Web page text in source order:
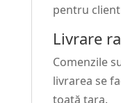
pentru
Livrare
Comenzile
livrarea se
toată țara.